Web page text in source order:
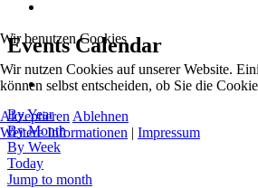
Events Calendar
By Year
By Month
By Week
Today
Jump to month
Wir benutzen Cookies
Wir nutzen Cookies auf unserer Website.
können selbst entscheiden, ob Sie die
Akzeptieren Ablehnen
Weitere Informationen | Impressum